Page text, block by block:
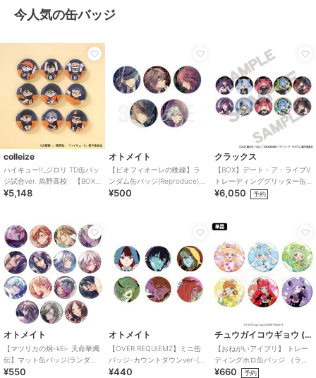
今人気の缶バッジ
colleize
ハイキュー!!_ジロリ TD缶バッ
ジ試合ver. 烏野高校 【BOX
／9個入り】
¥5,148
オトメイト
【ピオフィオーレの晩鐘】ラ
ンダム缶バッジ(Reproduce)
（ランダム全5種）
¥500
クラックス
【BOX】デート・ア・ライブV
トレーディンググリッター缶
バッジ ゴシックドール
¥6,050 予約
オトメイト
【マツリカの炯-kEi- 天命華燭
伝】マット缶バッジ(ランダム
全15種)
¥550
オトメイト
【OVER REQUIEMZ】ミニ缶
バッジ-カウントダウンver-(ラ
ンダム全6種)
¥440
チュウガイコウギョウ (Chugai Mining)
【おねがいアイプリ】 トレー
ディングホロ缶バッジ （ラン
ダム全6種）
¥660 予約